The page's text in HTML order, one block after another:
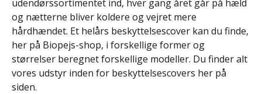
udendørssortimentet ind, hver gang året går på hæld
og nætterne bliver koldere og vejret mere
hårdhændet. Et helårs beskyttelsescover kan du finde,
her på Biopejs-shop, i forskellige former og
størrelser beregnet forskellige modeller. Du finder alt
vores udstyr inden for beskyttelsescovers her på
siden.